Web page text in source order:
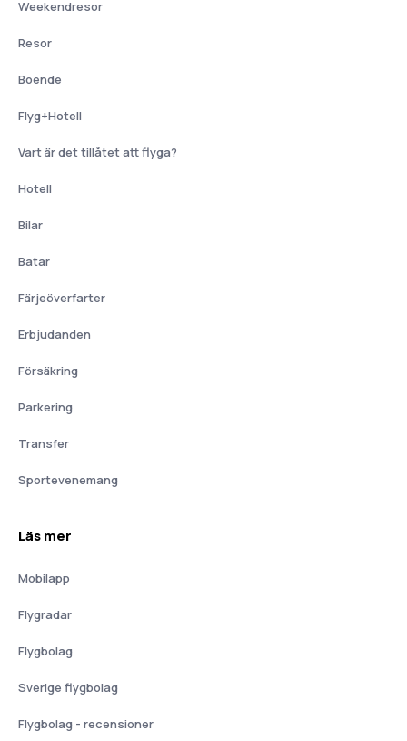
Weekendresor
Resor
Boende
Flyg+Hotell
Vart är det tillåtet att flyga?
Hotell
Bilar
Batar
Färjeöverfarter
Erbjudanden
Försäkring
Parkering
Transfer
Sportevenemang
Läs mer
Mobilapp
Flygradar
Flygbolag
Sverige flygbolag
Flygbolag - recensioner